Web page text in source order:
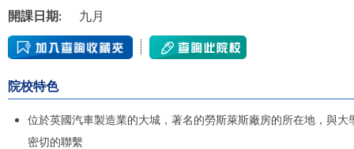
開課日期:
九月
院校特色
位於英國汽車製造業的大城，著名的勞斯萊斯廠房的所在地，與大
密切的聯繫